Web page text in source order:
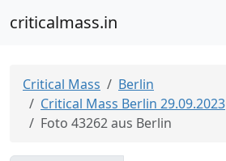
criticalmass.in
Critical Mass
Berlin
Critical Mass Berlin 29.09.2023
Foto 43262 aus Berlin